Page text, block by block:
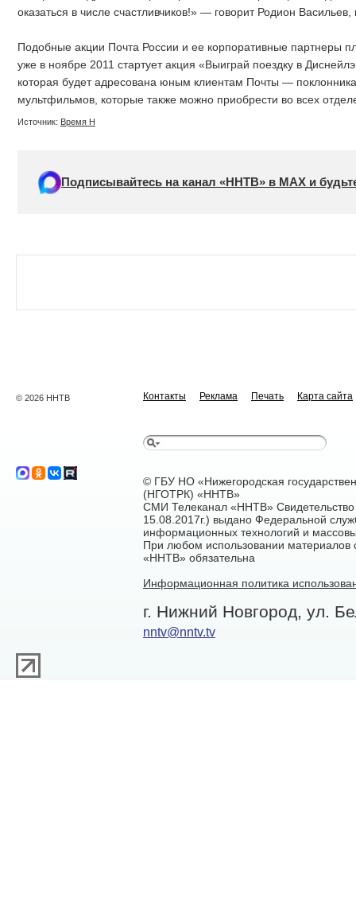
оказаться в числе счастливчиков!» — говорит Родион
Подобные акции Почта России и ее корпоративные партнеры
уже в ноябре 2011 стартует акция «Выиграй поездку в
которая будет адресована юным клиентам Почты —
мультфильмов, которые также можно приобрести во всех
Источник: Время Н
Подписывайтесь на канал «ННТВ» в МАХ и
© 2026 ННТВ Контакты Реклама Печать Карта сайта
© ГБУ НО «Нижегородская
(НГОТРК) «ННТВ»
СМИ Телеканал «ННТВ»
15.08.2017г.) выдано Федеральной
информационных технологий и
При любом использовании материалов
«ННТВ» обязательна
Информационная политика
г. Нижний Новгород, ул.
nntv@nntv.tv